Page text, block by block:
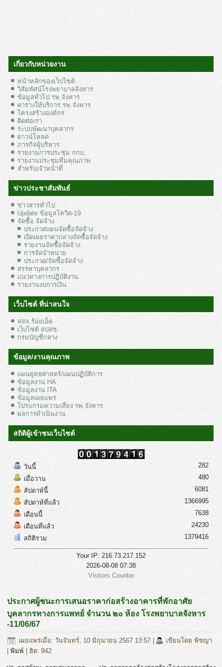
เกี่ยวกับหน่วยงาน
หน้าหลักของเว็บไซต์
วิสัยทัศน์โรงพยาบาลจังหาร
ข้อมูลทั่วไป รพ.จังหาร
ตารางให้บริการ รพ.จังหาร
โครงสร้างองค์กร
ติดต่อเรา
ระบบพัฒนาบุคลากร
ดาวน์โหลด
ภารกิจผู้บริหาร
รายงานการประชุม กกบ.
รายงานประชุมทีมคุณภาพ
สำหรับเจ้าหน้าที่
ข่าวประชาสัมพันธ์
ข่าวสารทั่วไป
Update ข้อมูลโควิด-19
จัดซื้อ จัดจ้าง
ประกาศแผนจัดซื้อจัดจ้าง
เปิดเผยราคากลางจัดซื้อจัดจ้าง
รายงานจัดซื้อจัดจ้าง
การจัดจำหน่าย
ประกวด/จัดซื้อจัดจ้าง
สรรหาบุคลากร
แนวทางการปฏิบัติงาน
รายงานงบการเงิน
เว็บไซต์ ที่น่าสนใจ
สสจ.ร้อยเอ็ด
เว็บไซต์ สปสช.
กรมบัญชีกลาง
ข้อมูล/งานคุณภาพ
แผนยุทธศาสตร์/แผนปฏิบัติการ
ข้อมูลงาน HA
ข้อมูลงาน ITA
ข้อมูลเผยแพร่
โปรแกรมความเสี่ยง รพ.จังหาร
ผลการดำเนินงาน
สถิติผู้เข้าชมเว็บไซต์
วันนี้
เมื่อวาน
สัปดาห์นี้
สัปดาห์ที่แล้ว
เดือนนี้
เดือนที่แล้ว
สถิติรวม
282
480
6081
1366995
7638
24230
1379416
Your IP: 216.73.217.152
2026-08-08 07:38
Visitors Counter
ประกาศผู้ชนะการเสนอราคาก่อสร้างอาคารที่พักอาศัย
บุคลากรทางการแพทย์ จำนวน ๒๐ ห้อง โรงพยาบาลจังหาร
-11/06/67
เผยแพร่เมื่อ: วันจันทร์, 10 มิถุนายน 2567 13:57 |
เขียนโดย พิชญา
|พิมพ์ | ฮิต: 942